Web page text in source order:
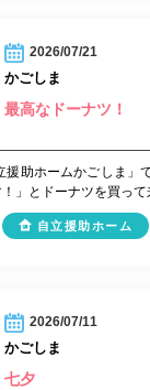
2026/07/21
かごしま
最高なドーナツ！
援助ホームかごしま」
」とドーナツを買って
自立援助ホーム
2026/07/11
かごしま
七夕